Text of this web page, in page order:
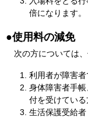
倍になります。
●使用料の減免
次の方については、
利用者が障害
身体障害者手
付を受けてい
生活保護受給